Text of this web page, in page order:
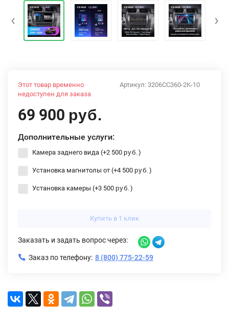
‹ ›
Артикул: 3206CC360-2K-10
Этот товар временно
недоступен для заказа
69 900 руб.
Дополнительные услуги:
Камера заднего вида (+2 500 руб. )
Установка магнитолы от (+4 500 руб. )
Установка камеры (+3 500 руб. )
Купить в 1 клик
Заказать и задать вопрос через:
Заказ по телефону: 8 (800) 775-22-59